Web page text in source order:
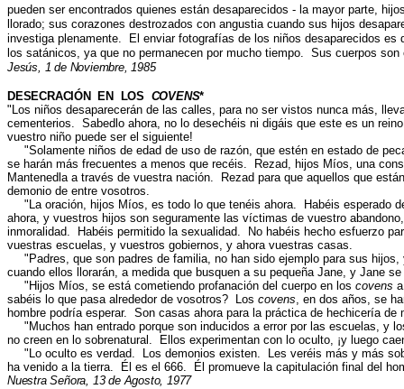
pueden ser encontrados quienes están desaparecidos - la mayor parte,
llorado; sus corazones destrozados con angustia cuando sus hijos
investiga plenamente. El enviar fotografías de los niños desaparecidos es
los satánicos, ya que no permanecen por mucho tiempo. Sus cuerpos
Jesús, 1 de Noviembre, 1985
DESECRACIÓN EN LOS COVENS*
" Los niños desaparecerán de las calles, para no ser vistos nunca más,
cementerios. Sabedlo ahora, no lo desechéis ni digáis que este es un
vuestro niño puede ser el siguiente!
"Solamente niños de edad de uso de razón, que estén en estado de
se harán más frecuentes a menos que recéis. Rezad, hijos Míos, una
Mantenedla a través de vuestra nación. Rezad para que aquellos que
demonio de entre vosotros.
" La oración, hijos Míos, es todo lo que tenéis ahora. Habéis esperado
ahora, y vuestros hijos son seguramente las víctimas de vuestro
inmoralidad. Habéis permitido la sexualidad. No habéis hecho esfuerzo
vuestras escuelas, y vuestros gobiernos, y ahora vuestras casas.
" Padres, que son padres de familia, no han sido ejemplo para sus
cuando ellos llorarán, a medida que busquen a su pequeña Jane, y Jane
" Hijos Míos, se está cometiendo profanación del cuerpo en los covens
sabéis lo que pasa alrededor de vosotros? Los covens, en dos años, se
hombre podría esperar. Son casas ahora para la práctica de hechicería de
" Muchos han entrado porque son inducidos a error por las escuelas, y
no creen en lo sobrenatural. Ellos experimentan con lo oculto, ¡y luego
" Lo oculto es verdad. Los demonios existen. Les veréis más y más
ha venido a la tierra. Él es el 666. Él promueve la capitulación final del
Nuestra Señora, 13 de Agosto, 1977